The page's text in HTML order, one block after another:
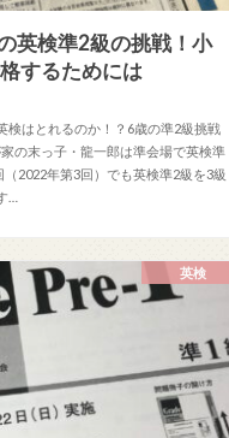
英検準2級の挑戦！小
するためには
検はとれるのか！？6歳の準2級挑戦
の末っ子・龍一郎は準会場で英検準
2022年第3回）でも英検準2級を3級
…
英検